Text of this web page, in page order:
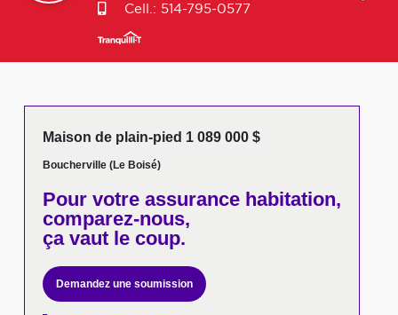
Cell.: 514-795-0577
Maison de plain-pied 1 089 000 $
Boucherville (Le Boisé)
Pour votreassurance habitation,
comparez-nous,
ça vaut le coup.
Demandez une soumission